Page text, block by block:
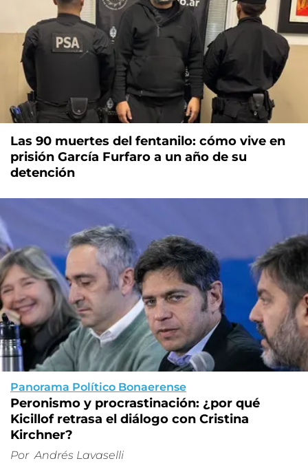
Las 90 muertes del fentanilo: cómo vive en
prisión García Furfaro a un año de su
detención
Panorama Político Bonaerense
Peronismo y procrastinación: ¿por qué
Kicillof retrasa el diálogo con Cristina
Kirchner?
Por Andrés Lavaselli